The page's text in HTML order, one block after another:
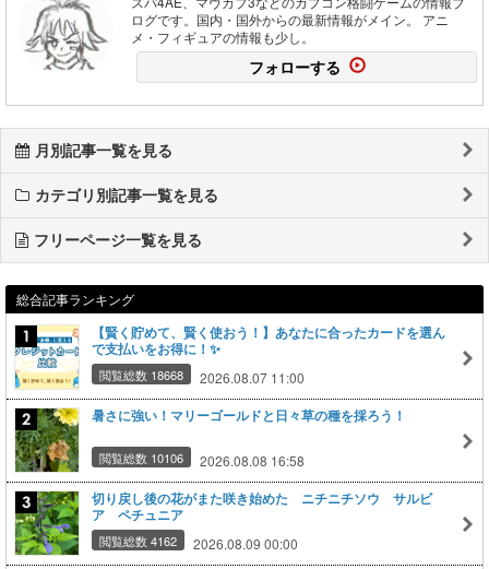
ログです。国内・国外からの最新情報がメイン。 アニ
メ・フィギュアの情報も少し。
フォローする
月別記事一覧を見る
カテゴリ別記事一覧を見る
フリーページ一覧を見る
総合記事ランキング
【賢く貯めて、賢く使おう！】あなたに合ったカードを選ん
で支払いをお得に！✨
閲覧総数 18668 2026.08.07 11:00
暑さに強い！マリーゴールドと日々草の種を採ろう！
閲覧総数 10106 2026.08.08 16:58
切り戻し後の花がまた咲き始めた ニチニチソウ サルビ
ア ペチュニア
閲覧総数 4162 2026.08.09 00:00